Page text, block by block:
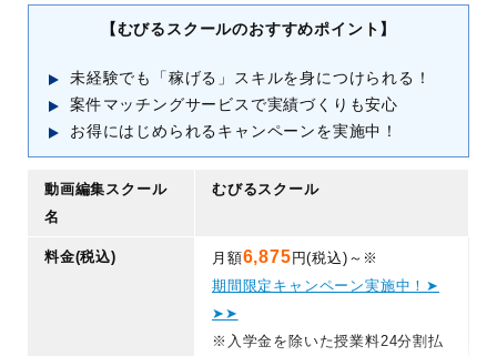
【むびるスクールのおすすめポイント】
未経験でも「稼げる」スキルを身につけられる！
案件マッチングサービスで実績づくりも安心
お得にはじめられるキャンペーンを実施中！
動画編集スクール
名
むびるスクール
料金(税込) 月額6,875 円(税込)～※
期間限定キャンペーン実施中！➤
➤➤
※入学金を除いた授業料24分割払